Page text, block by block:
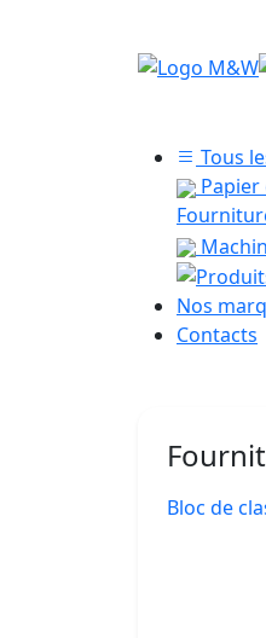
Tous
Papier
Nos
Contacts
Bloc de